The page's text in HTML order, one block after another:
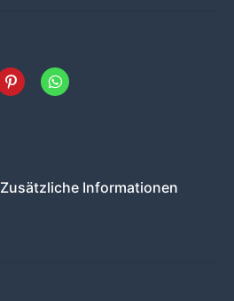
Zusätzliche Informationen